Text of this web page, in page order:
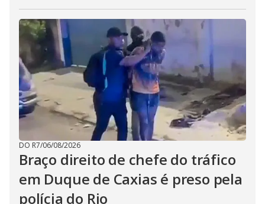
DO R7/06/08/2026
Braço direito de chefe do tráfico
em Duque de Caxias é preso pela
polícia do Rio